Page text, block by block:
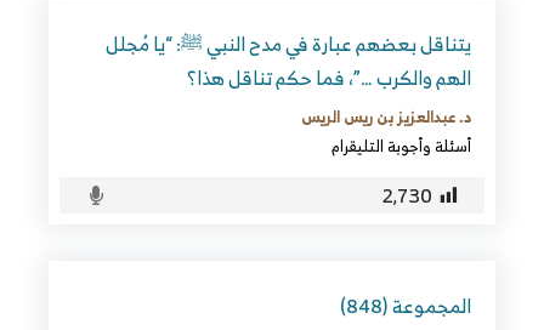
يتناقل بعضهم عبارة في مدح النبي ﷺ: “يا مُجلل
الهم والكرب …”، فما حكم تناقل هذا؟
د. عبدالعزيز بن ريس الريس
أسئلة وأجوبة التليقرام
2٬730
المجموعة (848)